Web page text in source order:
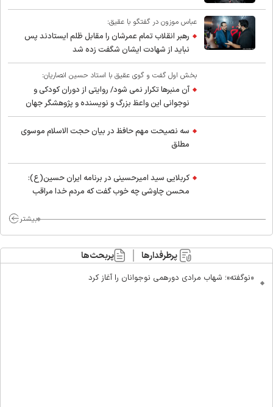
عباس موزون در گفتگو با عقیق:
رهبر انقلاب تمام عمرشان را مقابل ظلم ایستادند پس
نباید از شهادت ایشان شگفت زده شد
بخش اول گفت و گوی عقیق با استاد حسین انصاریان:
آن منبرها تکرار نمی شود/ روایتی از دوران کودکی و
نوجوانی این واعظ بزرگ و نویسنده و پژوهشگر جهان
اسلام
سه نصیحت مهم حافظ در بیان حجت الاسلام موسوی
مطلق
کربلایی سید امیر‌حسینی در برنامه ایران حسین(ع):
محسن چاوشی چه خوب گفت که مردم خدا مراقب
بیشتر
پرطرفدارها پربحث‌ها
«نوگفته»؛ شهاب مرادی دورهمی نوجوانان را آغاز کرد